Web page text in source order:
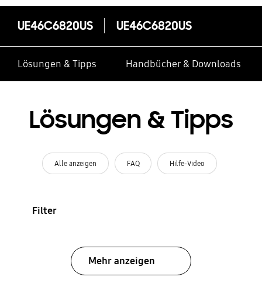
UE46C6820US UE46C6820US
Lösungen & Tipps Handbücher & Downloads
Lösungen & Tipps
Alle anzeigen FAQ Hilfe-Video
Filter
Mehr anzeigen